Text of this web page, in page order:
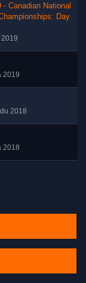
- Canadian National
Day
2019
2019
2018
2018